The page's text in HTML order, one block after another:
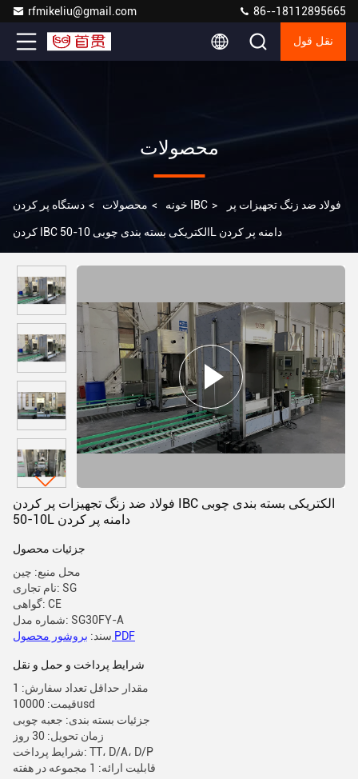
rfmikeliu@gmail.com 86--18112895665
نقل قول
محصولات
خونه > محصولات > دستگاه پر کردن IBC > فولاد ضد زنگ تجهیزات پر
کردن IBC الکتریکی بسته بندی چوبی 10-50L دامنه پر کردن
فولاد ضد زنگ تجهیزات پر کردن IBC الکتریکی بسته بندی چوبی
10-50L دامنه پر کردن
جزئیات محصول
محل منبع: چین
نام تجاری: SG
گواهی: CE
شماره مدل: SG30FY-A
سند: بروشور محصول PDF
شرایط پرداخت و حمل و نقل
مقدار حداقل تعداد سفارش: 1
قیمت: 10000usd
جزئیات بسته بندی: جعبه چوبی
زمان تحویل: 30 روز
شرایط پرداخت: TT، D/A، D/P
قابلیت ارائه: 1 مجموعه در هفته